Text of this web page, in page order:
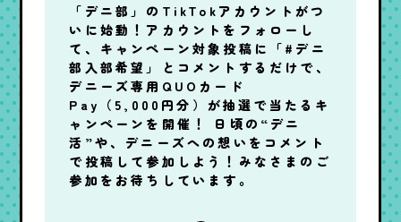
「デニ部」のTikTokアカウントがつ
いに始動！アカウントをフォローし
て、キャンペーン対象投稿に「#デニ
部入部希望」とコメントするだけで、
デニーズ専用QUOカード
Pay（5,000円分）が抽選で当たるキ
ャンペーンを開催！ 日頃の“デニ
活”や、デニーズへの想いをコメント
で投稿して参加しよう！みなさまのご
参加をお待ちしています。